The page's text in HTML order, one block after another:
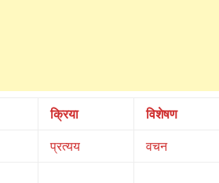
क्रिया विशेषण
प्रत्यय वचन